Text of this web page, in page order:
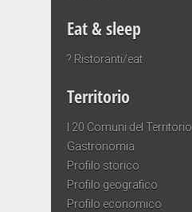
Eat & sleep
? Ristoranti/eat
Territorio
I 20 Comuni del Territorio
Gastronomia
Profilo storico
Profilo geografico
Profilo economico